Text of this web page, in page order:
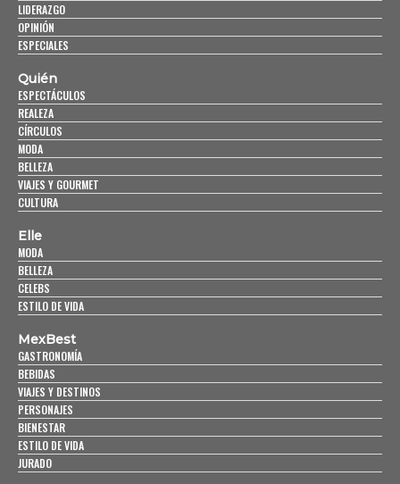
LIDERAZGO
OPINIÓN
ESPECIALES
Quién
ESPECTÁCULOS
REALEZA
CÍRCULOS
MODA
BELLEZA
VIAJES Y GOURMET
CULTURA
Elle
MODA
BELLEZA
CELEBS
ESTILO DE VIDA
MexBest
GASTRONOMÍA
BEBIDAS
VIAJES Y DESTINOS
PERSONAJES
BIENESTAR
ESTILO DE VIDA
JURADO